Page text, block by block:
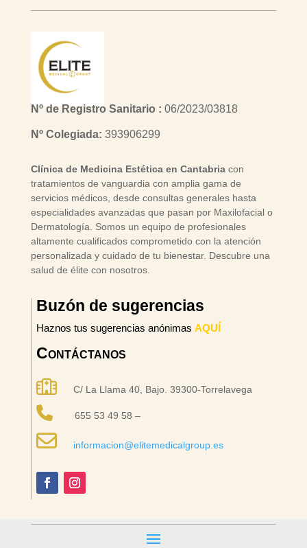
Nº de Registro Sanitario : 06/2023/03818
Nº Colegiada: 393906299
Clínica de Medicina Estética en Cantabriacon
tratamientos de vanguardia con amplia gama de
servicios médicos, desde consultas generales hasta
especialidades avanzadas que pasan por Maxilofacial o
Dermatología. Somos un equipo de profesionales
altamente cualificados comprometido con la atención
personalizada y cuidado de tu bienestar. Descubre una
salud de élite con nosotros.
Buzón de sugerencias
Haznos tus sugerencias anónimas AQUÍ
Contáctanos
C/ La Llama 40, Bajo. 39300-Torrelavega
655 53 49 58 –
informacion@elitemedicalgroup.es